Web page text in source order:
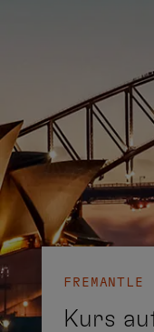
Kurs